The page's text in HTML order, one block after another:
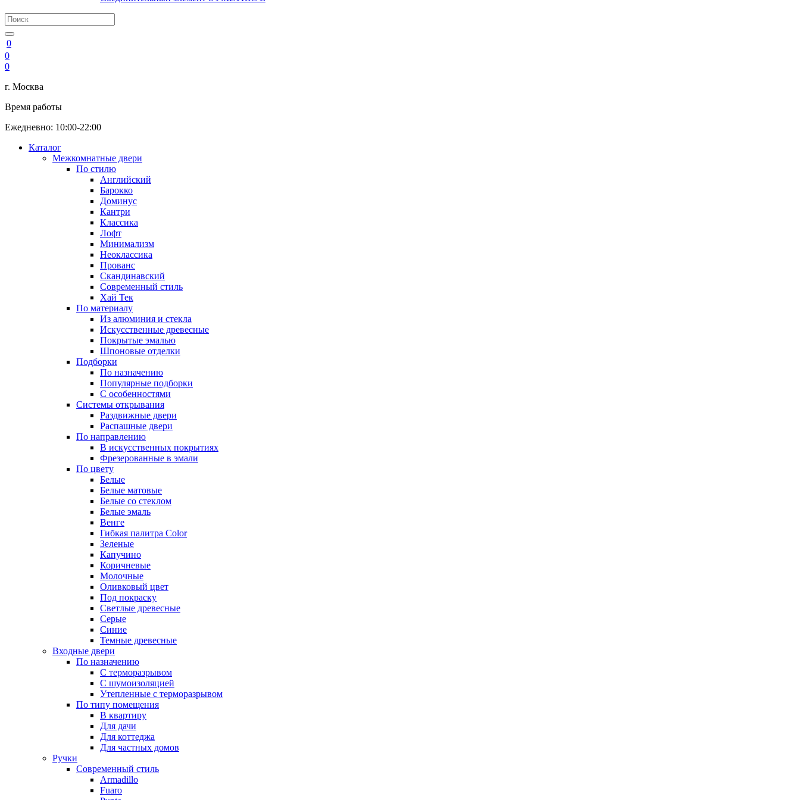
0
0
0
г. Москва
Время работы
Ежедневно: 10:00-22:00
Каталог
Межкомнатные двери
По стилю
Английский
Барокко
Доминус
Кантри
Классика
Лофт
Минимализм
Неоклассика
Прованс
Скандинавский
Современный стиль
Хай Тек
По материалу
Из алюминия и стекла
Искусственные древесные
Покрытые эмалью
Шпоновые отделки
Подборки
По назначению
Популярные подборки
С особенностями
Системы открывания
Раздвижные двери
Распашные двери
По направлению
В искусственных покрытиях
Фрезерованные в эмали
По цвету
Белые
Белые матовые
Белые со стеклом
Белые эмаль
Венге
Гибкая палитра Color
Зеленые
Капучино
Коричневые
Молочные
Оливковый цвет
Под покраску
Светлые древесные
Серые
Синие
Темные древесные
Входные двери
По назначению
С терморазрывом
С шумоизоляцией
Утепленные с терморазрывом
По типу помещения
В квартиру
Для дачи
Для коттеджа
Для частных домов
Ручки
Современный стиль
Armadillo
Fuaro